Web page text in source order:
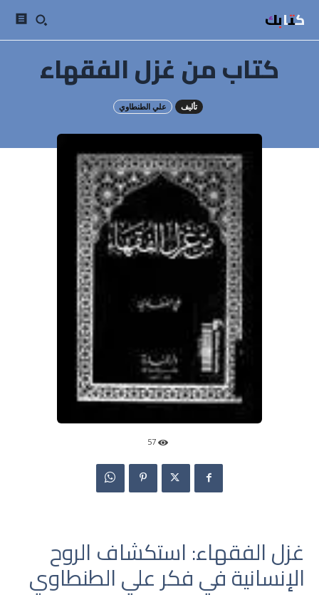
كتابك
كتاب من غزل الفقهاء
تأليف علي الطنطاوي
57
غزل الفقهاء: استكشاف الروح
الإنسانية في فكر علي الطنطاوي